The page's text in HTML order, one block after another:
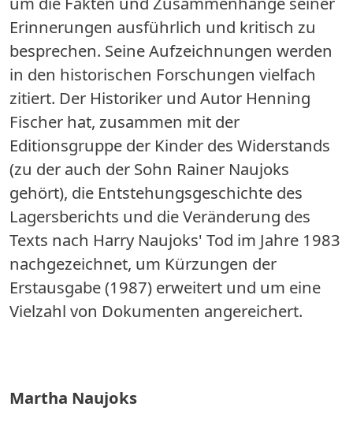
Erinnerungen ausführlich und kritisch zu
besprechen. Seine Aufzeichnungen werden
in den historischen Forschungen vielfach
zitiert. Der Historiker und Autor Henning
Fischer hat, zusammen mit der
Editionsgruppe der Kinder des Widerstands
(zu der auch der Sohn Rainer Naujoks
gehört), die Entstehungsgeschichte des
Lagersberichts und die Veränderung des
Texts nach Harry Naujoks' Tod im Jahre 1983
nachgezeichnet, um Kürzungen der
Erstausgabe (1987) erweitert und um eine
Vielzahl von Dokumenten angereichert.
Martha Naujoks